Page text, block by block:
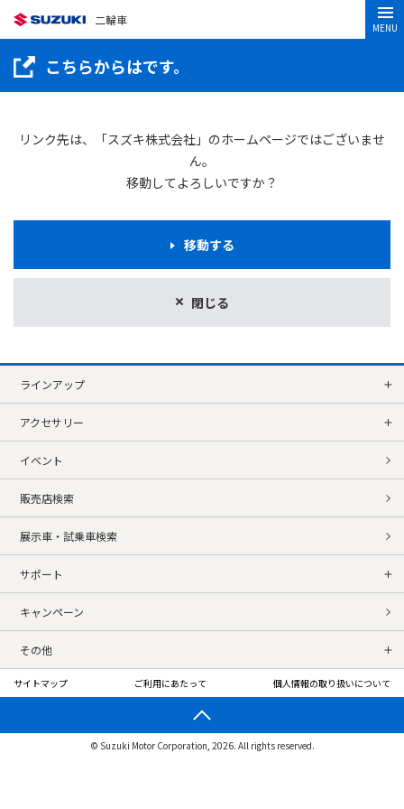
二輪車
MENU
こちらからはです。
リンク先は、「スズキ株式会社」のホームページではございませ
ん。
移動してよろしいですか？
閉じる
移動する
ラインアップ
アクセサリー
イベント
販売店検索
展示車・試乗車検索
サポート
キャンペーン
その他
サイトマップ ご利用にあたって 個人情報の取り扱いについて
© Suzuki Motor Corporation, 2026. All rights reserved.